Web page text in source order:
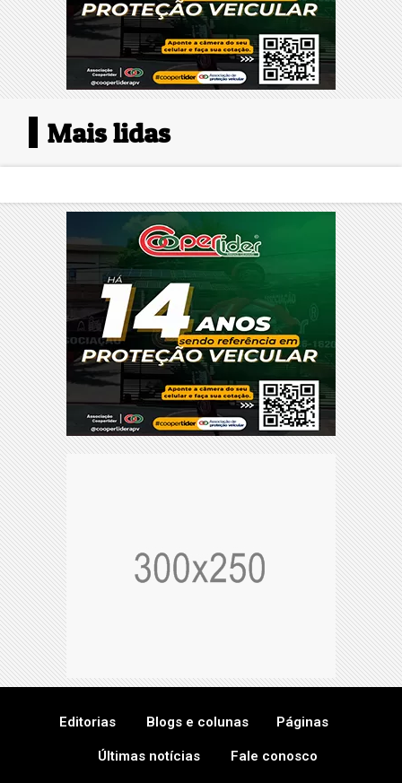
Mais lidas
Editorias Blogs e colunas Páginas
Últimas notícias Fale conosco